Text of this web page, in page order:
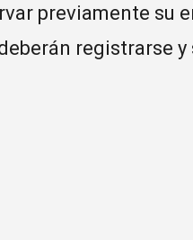
previamente su
registrarse